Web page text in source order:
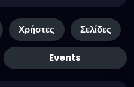
Χρήστες Σελίδες
Events